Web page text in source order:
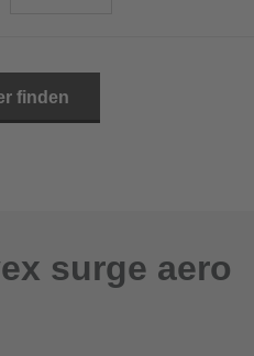
finden
surge aero